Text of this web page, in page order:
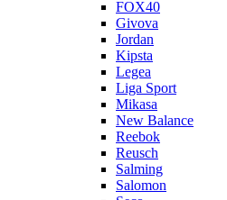
FOX40
Givova
Jordan
Kipsta
Legea
Liga Sport
Mikasa
New Balance
Reebok
Reusch
Salming
Salomon